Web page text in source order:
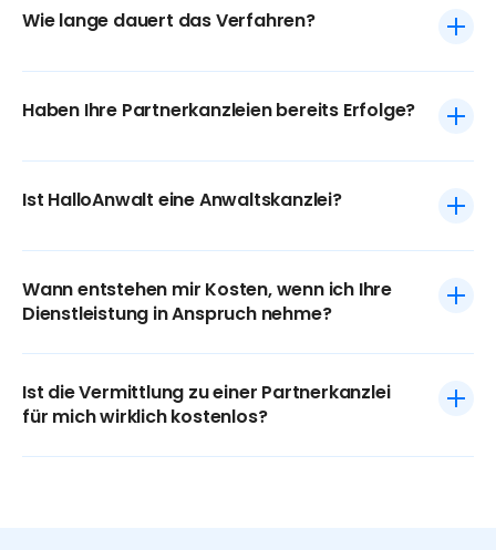
Wie lange dauert das Verfahren?
Haben Ihre Partnerkanzleien bereits Erfolge?
Ist HalloAnwalt eine Anwaltskanzlei?
Wann entstehen mir Kosten, wenn ich Ihre
Dienstleistung in Anspruch nehme?
Ist die Vermittlung zu einer Partnerkanzlei
für mich wirklich kostenlos?